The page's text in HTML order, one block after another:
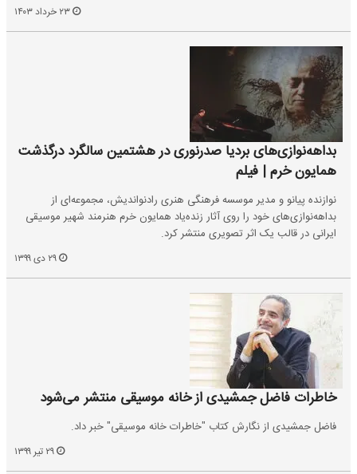
بداهه‌نوازی‌های بردیا صدرنوری در هشتمین سالگرد درگذشت
همایون خرم | فیلم
نوازنده پیانو و مدیر موسسه فرهنگی هنری رادنواندیش، مجموعه‌ای از
بداهه‌نوازی‌های خود را روی آثار زنده‌یاد همایون خرم هنرمند شهیر موسیقی
ایرانی در قالب یک اثر تصویری منتشر کرد.
خاطرات فاضل جمشیدی از خانه موسیقی منتشر می‌شود
فاضل جمشیدی از نگارش کتاب "خاطرات خانه موسیقی" خبر داد.